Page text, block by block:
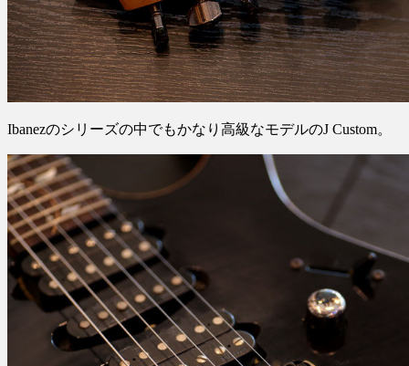
Ibanezのシリーズの中でもかなり高級なモデルのJ Custom。